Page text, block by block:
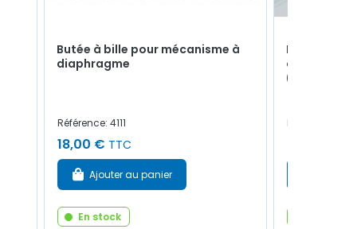
Butée à bille pour mécanisme à
diaphragme
Référence: 4111
18,00 € TTC
Ajouter au panier
En stock
Paire de
contacteur
(Ø 1/2"-
Référence: